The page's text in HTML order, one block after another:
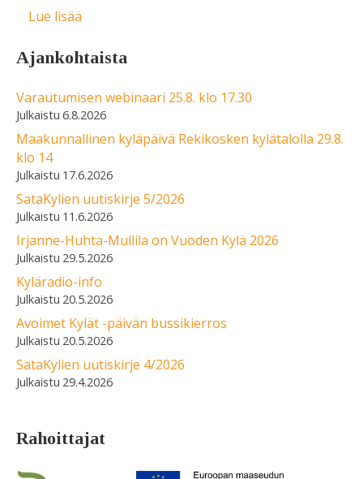
Lue lisää
Ajankohtaista
Varautumisen webinaari 25.8. klo 17.30
6.8.2026
Maakunnallinen kyläpäivä Rekikosken kylätalolla 29.8.
klo 14
17.6.2026
SataKylien uutiskirje 5/2026
11.6.2026
Irjanne-Huhta-Mullila on Vuoden Kylä 2026
29.5.2026
Kyläradio-info
20.5.2026
Avoimet Kylät -päivän bussikierros
20.5.2026
SataKylien uutiskirje 4/2026
29.4.2026
Rahoittajat